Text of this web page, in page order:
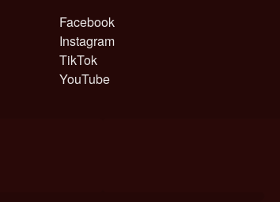
Facebook
Instagram
TikTok
YouTube